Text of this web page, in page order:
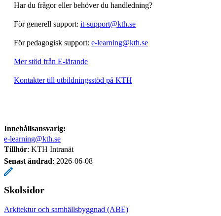
Har du frågor eller behöver du handledning?
För generell support: it-support@kth.se
För pedagogisk support: e-learning@kth.se
Mer stöd från E-lärande
Kontakter till utbildningsstöd på KTH
Innehållsansvarig:
e-learning@kth.se
Tillhör: KTH Intranät
Senast ändrad: 2026-06-08
Skolsidor
Arkitektur och samhällsbyggnad (ABE)